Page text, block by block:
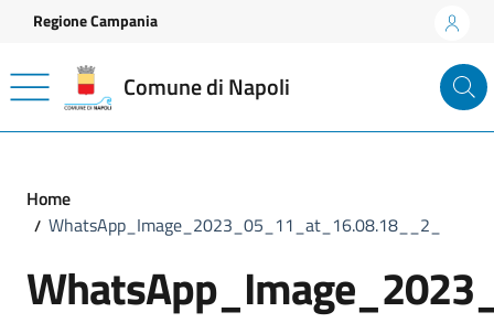
Vai ai contenuti
Vai al footer
Regione Campania
Comune di Napoli
Home
WhatsApp_Image_2023_05_11_at_16.08.18__2_